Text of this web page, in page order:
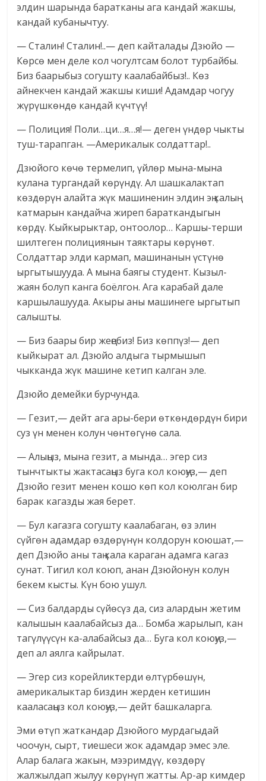
элдин шарында баратканы ага кандай жакшы,
кандай кубанычтуу.
— Сталин! Сталин!..— деп кайталады Дзюйо —
Көрсө мен деле кол чогултсам болот турбайбы.
Биз баарыбыз согушту каалабайбыз!.. Көз
айнекчен кандай жакшы киши! Адамдар чогуу
жүрүшкөндө кандай күчтүү!
— Полиция! Поли…ци…я…я!— деген үндөр чыкты
туш-тарапган. —Америкалык солдаттар!..
Дзюйого көчө термелип, үйлөр мына-мына
кулана тургандай көрүндү. Ал шашкалактап
көздөрүн алайта жүк машиненин элдин эң калың
катмарын кандайча жиреп бараткандыгын
көрдү. Кыйкырыктар, онтоолор… Каршы-терши
шилтеген полициянын таяктары көрүнөт.
Солдаттар элди кармап, машинанын үстүнө
ыргытышууда. А мына баягы студент. Кызыл-
жаян болуп канга боёлгон. Ага карабай дале
каршылашууда. Акыры аны машинеге ыргытып
салышты.
— Биз баары бир жеңебиз! Биз көппүз!— деп
кыйкырат ал. Дзюйо алдыга тырмышып
чыкканда жүк машине кетип калган эле.
Дзюйо демейки бурчунда.
— Гезит,— дейт ага ары-бери өткөндөрдүн бири
суз үн менен колун чөнтөгүнө сала.
— Алыңыз, мына гезит, а мында… эгер сиз
тынчтыкты жактасаңыз буга кол коюңуз,— деп
Дзюйо гезит менен кошо көп кол коюлган бир
барак кагазды жая берет.
— Бул кагазга согушту каалабаган, өз элин
сүйгөн адамдар өздөрүнүн колдорун коюшат,—
деп Дзюйо аны таң кала караган адамга кагаз
сунат. Тигил кол коюп, анан Дзюйонун колун
бекем кысты. Күн бою ушул.
— Сиз балдарды сүйөсүз да, сиз алардын жетим
калышын каалабайсыз да… Бомба жарылып, кан
тагүлүүсүн ка-алабайсыз да… Буга кол коюңуз,—
деп ал аялга кайрылат.
— Эгер сиз корейликтерди өлтүрбөшүн,
америкалыктар биздин жерден кетишин
кааласаңыз кол коюңуз,— дейт башкаларга.
Эми өтүп жаткандар Дзюйого мурдагыдай
чоочун, сырт, тиешеси жок адамдар эмес эле.
Алар балага жакын, мээримдүү, көздөрү
жалжылдап жылуу көрүнүп жатты. Ар-ар кимдер